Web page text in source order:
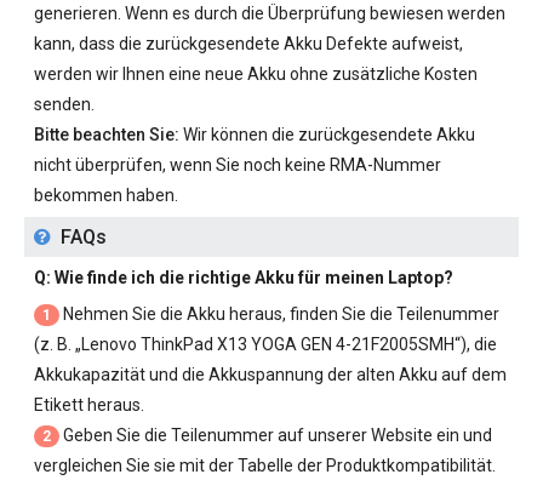
generieren. Wenn es durch die Überprüfung bewiesen werden
kann, dass die zurückgesendete Akku Defekte aufweist,
werden wir Ihnen eine neue Akku ohne zusätzliche Kosten
senden.
Bitte beachten Sie: Wir können die zurückgesendete Akku
nicht überprüfen, wenn Sie noch keine RMA-Nummer
bekommen haben.
FAQs
Q: Wie finde ich die richtige Akku für meinen Laptop?
1
Nehmen Sie die Akku heraus, finden Sie die Teilenummer
(z. B. „Lenovo ThinkPad X13 YOGA GEN 4-21F2005SMH“), die
Akkukapazität und die Akkuspannung der alten Akku auf dem
Etikett heraus.
2
Geben Sie die Teilenummer auf unserer Website ein und
vergleichen Sie sie mit der Tabelle der Produktkompatibilität.